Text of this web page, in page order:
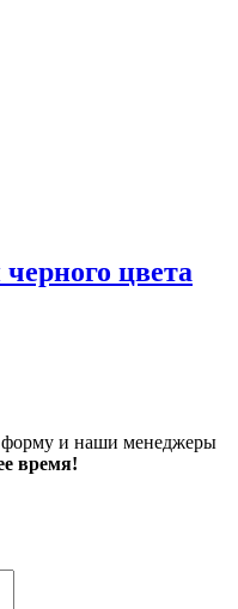
цвета
форму и наши менеджеры
время!